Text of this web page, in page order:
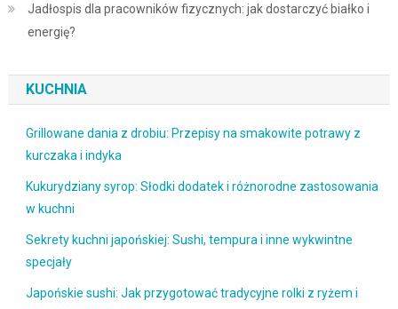
Jadłospis dla pracowników fizycznych: jak dostarczyć białko i
energię?
KUCHNIA
Grillowane dania z drobiu: Przepisy na smakowite potrawy z
kurczaka i indyka
Kukurydziany syrop: Słodki dodatek i różnorodne zastosowania
w kuchni
Sekrety kuchni japońskiej: Sushi, tempura i inne wykwintne
specjały
Japońskie sushi: Jak przygotować tradycyjne rolki z ryżem i